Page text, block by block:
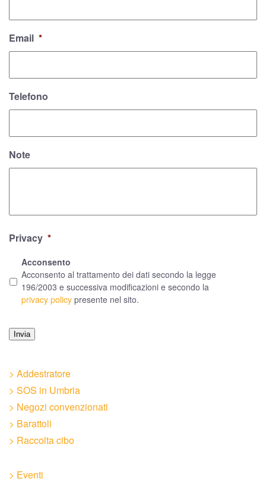
Email *
Telefono
Note
Privacy *
Acconsento
Acconsento al trattamento dei dati secondo la legge
196/2003 e successiva modificazioni e secondo la
privacy policy presente nel sito.
Invia
> Addestratore
> SOS in Umbria
> Negozi convenzionati
> Barattoli
> Raccolta cibo
> Eventi